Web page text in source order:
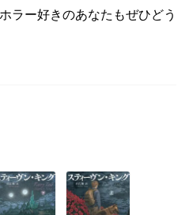
ラー好きのあなたもぜひどう